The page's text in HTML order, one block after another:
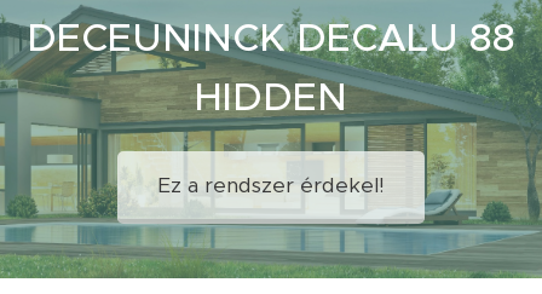
DECEUNINCK DECALU 88
HIDDEN
Ez a rendszer érdekel!